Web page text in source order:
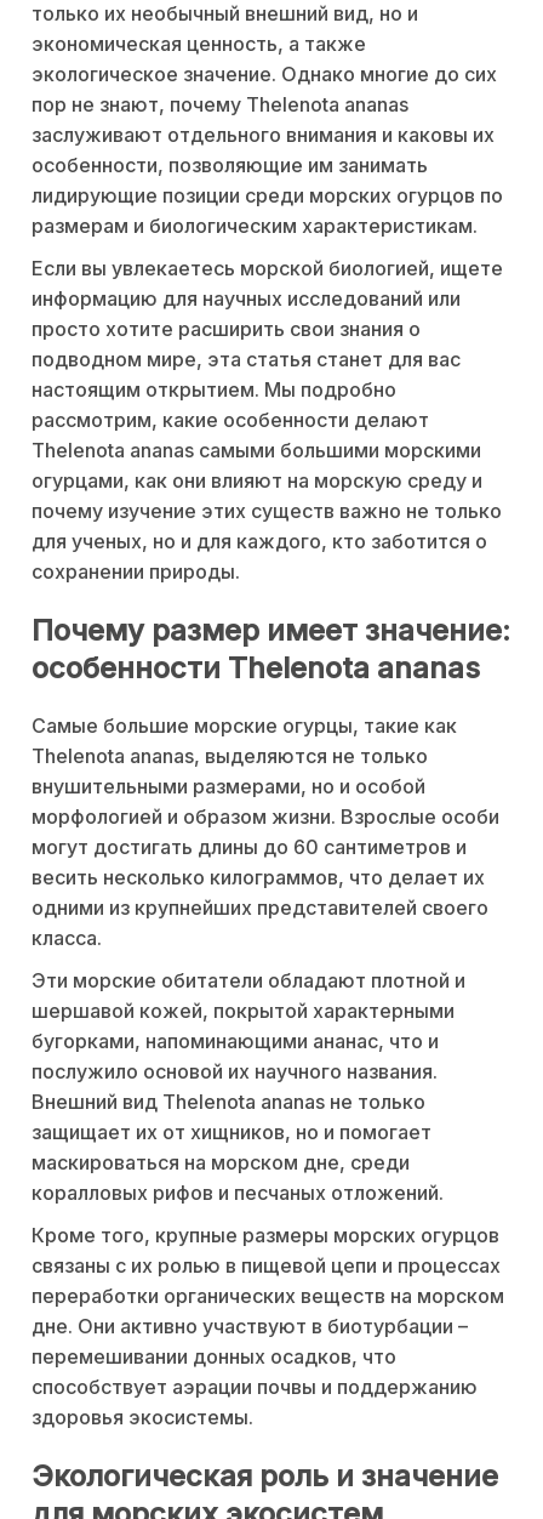
только их необычный внешний вид, но и
экономическая ценность, а также
экологическое значение. Однако многие до сих
пор не знают, почему Thelenota ananas
заслуживают отдельного внимания и каковы их
особенности, позволяющие им занимать
лидирующие позиции среди морских огурцов по
размерам и биологическим характеристикам.
Если вы увлекаетесь морской биологией, ищете
информацию для научных исследований или
просто хотите расширить свои знания о
подводном мире, эта статья станет для вас
настоящим открытием. Мы подробно
рассмотрим, какие особенности делают
Thelenota ananas самыми большими морскими
огурцами, как они влияют на морскую среду и
почему изучение этих существ важно не только
для ученых, но и для каждого, кто заботится о
сохранении природы.
Почему размер имеет значение:
особенности Thelenota ananas
Самые большие морские огурцы, такие как
Thelenota ananas, выделяются не только
внушительными размерами, но и особой
морфологией и образом жизни. Взрослые особи
могут достигать длины до 60 сантиметров и
весить несколько килограммов, что делает их
одними из крупнейших представителей своего
класса.
Эти морские обитатели обладают плотной и
шершавой кожей, покрытой характерными
бугорками, напоминающими ананас, что и
послужило основой их научного названия.
Внешний вид Thelenota ananas не только
защищает их от хищников, но и помогает
маскироваться на морском дне, среди
коралловых рифов и песчаных отложений.
Кроме того, крупные размеры морских огурцов
связаны с их ролью в пищевой цепи и процессах
переработки органических веществ на морском
дне. Они активно участвуют в биотурбации –
перемешивании донных осадков, что
способствует аэрации почвы и поддержанию
здоровья экосистемы.
Экологическая роль и значение